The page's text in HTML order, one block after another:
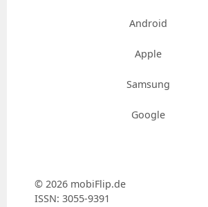
Android
Apple
Samsung
Google
© 2026 mobiFlip.de
ISSN: 3055-9391